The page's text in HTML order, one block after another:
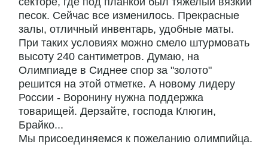
песок. Сейчас все изменилось. Прекрасные
залы, отличный инвентарь, удобные маты.
При таких условиях можно смело штурмовать
высоту 240 сантиметров. Думаю, на
Олимпиаде в Сиднее спор за "золото"
решится на этой отметке. А новому лидеру
России - Воронину нужна поддержка
товарищей. Дерзайте, господа Клюгин,
Брайко...
Мы присоединяемся к пожеланию олимпийца.